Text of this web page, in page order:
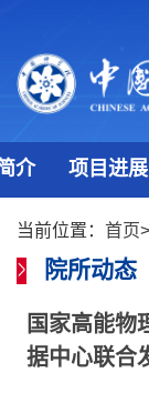
介 项目进展
当前位置： 首页>
院所动态
国家高能物
据中心联合